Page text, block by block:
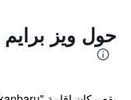
حول ويز